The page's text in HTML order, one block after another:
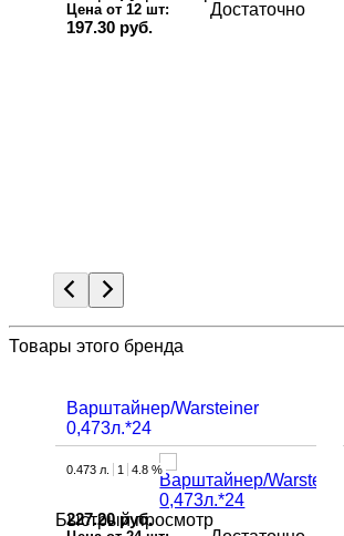
Цена от 12 шт:
197.30 руб.
Достаточно
Товары этого бренда
Варштайнер/Warsteiner
0,473л.*24
Быстрый просмотр
0.473 л. 1 4.8 %
227.20 руб.